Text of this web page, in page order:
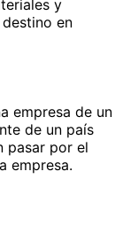
y
en
empresa de un
de un país
pasar por el
empresa.